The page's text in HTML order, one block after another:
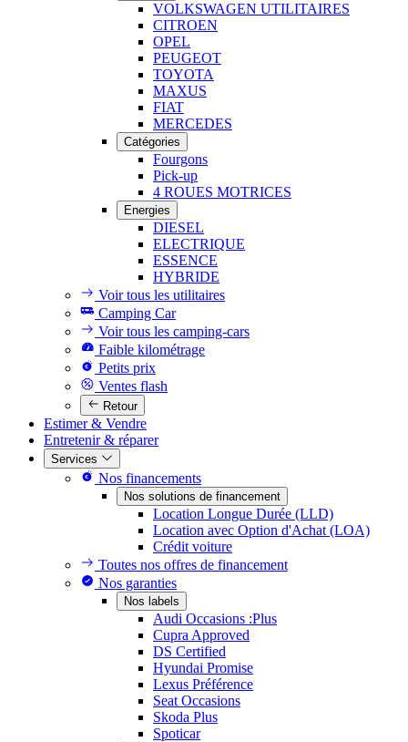
VOLKSWAGEN UTILITAIRES
CITROEN
OPEL
PEUGEOT
TOYOTA
MAXUS
FIAT
MERCEDES
Catégories
Fourgons
Pick-up
4 ROUES MOTRICES
Energies
DIESEL
ELECTRIQUE
ESSENCE
HYBRIDE
Voir tous les utilitaires
Camping Car
Voir tous les camping-cars
Faible kilométrage
Petits prix
Ventes flash
Retour
Estimer & Vendre
Entretenir & réparer
Services
Nos financements
Nos solutions de financement
Location Longue Durée (LLD)
Location avec Option d'Achat (LOA)
Crédit voiture
Toutes nos offres de financement
Nos garanties
Nos labels
Audi Occasions :Plus
Cupra Approved
DS Certified
Hyundai Promise
Lexus Préférence
Seat Occasions
Skoda Plus
Spoticar